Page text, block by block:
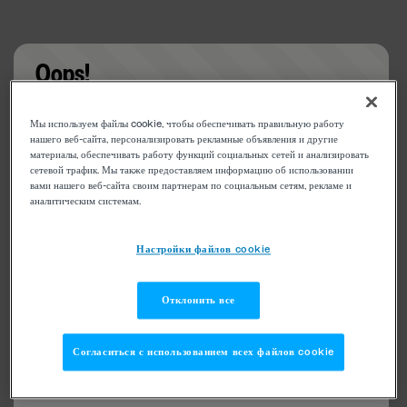
Oops!
Something went wrong. Please try refreshing the
app
Мы используем файлы cookie, чтобы обеспечивать правильную работу
нашего веб-сайта, персонализировать рекламные объявления и другие
материалы, обеспечивать работу функций социальных сетей и анализировать
сетевой трафик. Мы также предоставляем информацию об использовании
вами нашего веб-сайта своим партнерам по социальным сетям, рекламе и
аналитическим системам.
Настройки файлов cookie
Отклонить все
Согласиться с использованием всех файлов cookie